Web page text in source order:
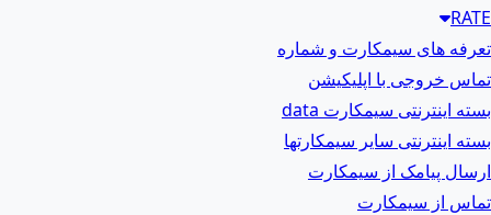
RATE
تعرفه های سیمکارت و شماره
تماس خروجی با اپلیکیشن
بسته اینترنتی سیمکارت data
بسته اینترنتی سایر سیمکارتها
ارسال پیامک از سیمکارت
تماس از سیمکارت